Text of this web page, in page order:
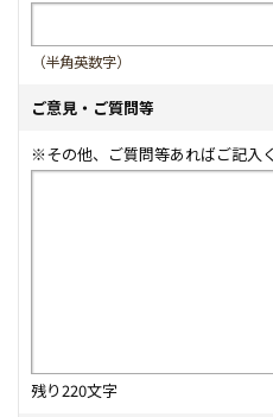
（半角英数字）
ご意見・ご質問等
※その他、ご質問等あればご記入
残り220文字